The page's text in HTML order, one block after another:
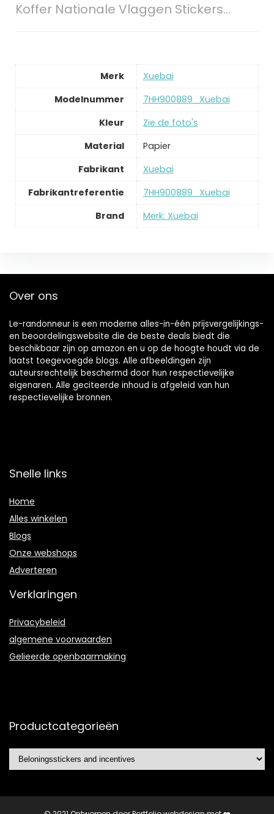
Koffer Nationale Vlaggen Stickers…
Merk
‎Xuebai
Modelnummer
‎7HH900889_Xuebai
Kleur
‎Zie de foto's
Material
‎Papier
Fabrikant
‎Xuebai
Fabrikantreferentie
‎7HH900889_Xuebai
Brand
Merk: Xuebai
Over ons
Le-randonneur is een moderne alles-in-één prijsvergelijkings-
en beoordelingswebsite die de beste deals biedt die
beschikbaar zijn op amazon en u op de hoogte houdt via de
laatst toegevoegde blogs. Alle afbeeldingen zijn
auteursrechtelijk beschermd door hun respectievelijke
eigenaren. Alle geciteerde inhoud is afgeleid van hun
respectievelijke bronnen.
Snelle links
Home
Alles winkelen
Blogs
Onze webshops
Adverteren
Verklaringen
Privacybeleid
algemene voorwaarden
Gelieerde openbaarmaking
Productcategorieën